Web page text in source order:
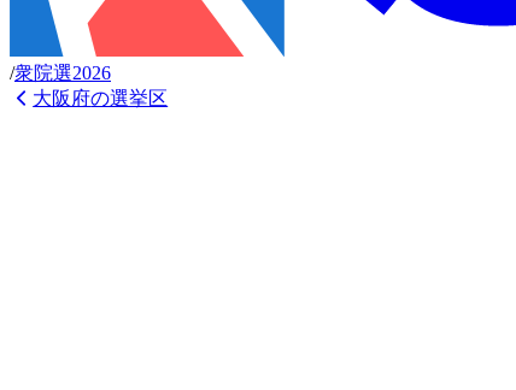
/衆院選2026
大阪府の選挙区